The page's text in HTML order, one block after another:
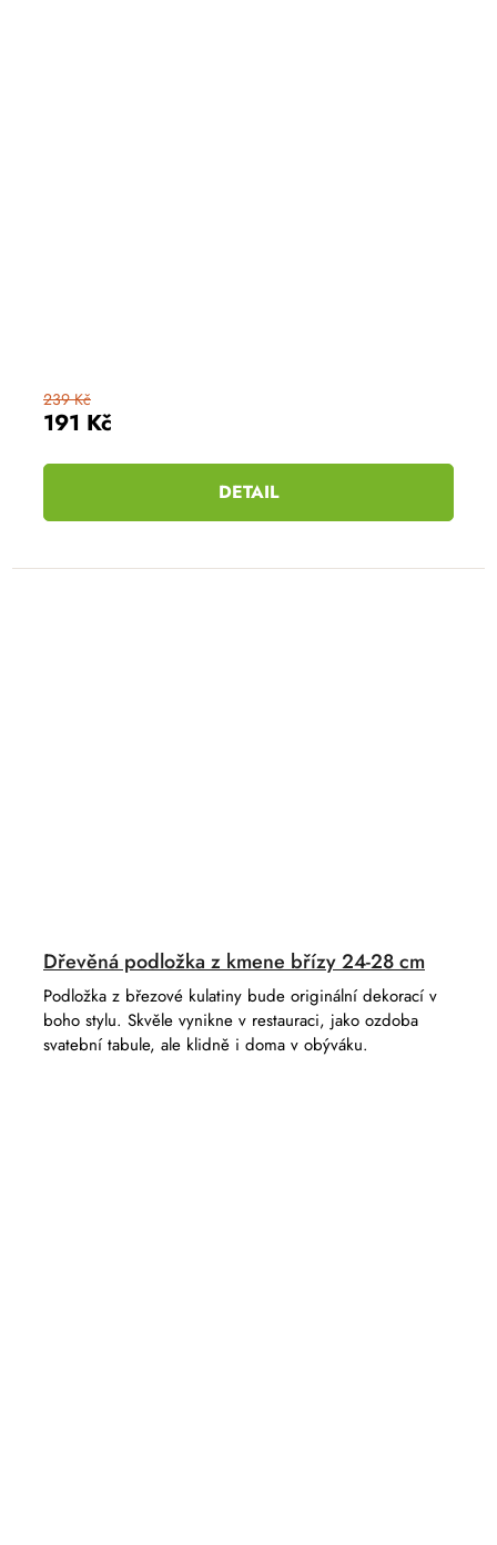
191 Kč
239 Kč
DETAIL
Dřevěná podložka z kmene břízy 24-28 cm
Podložka z březové kulatiny bude originální dekorací v
boho stylu. Skvěle vynikne v restauraci, jako ozdoba
svatební tabule, ale klidně i doma v obýváku.